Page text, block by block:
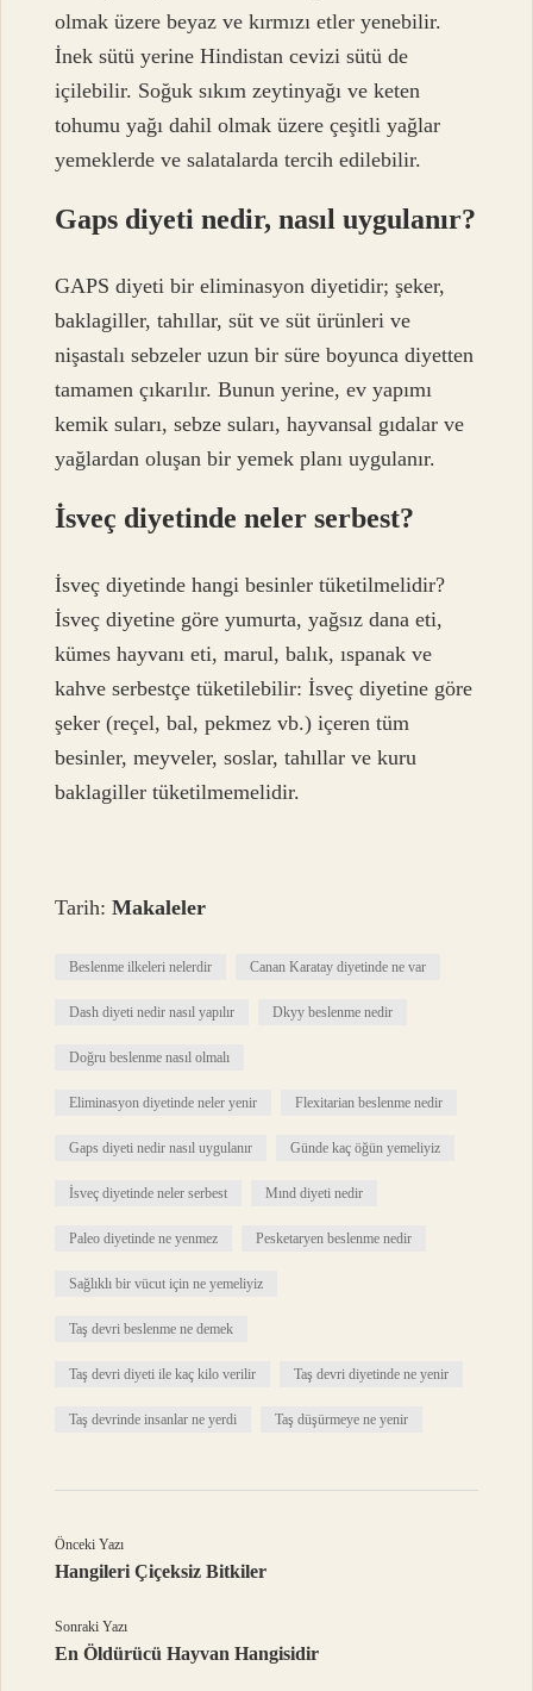
olmak üzere beyaz ve kırmızı etler yenebilir.
İnek sütü yerine Hindistan cevizi sütü de
içilebilir. Soğuk sıkım zeytinyağı ve keten
tohumu yağı dahil olmak üzere çeşitli yağlar
yemeklerde ve salatalarda tercih edilebilir.
Gaps diyeti nedir, nasıl uygulanır?
GAPS diyeti bir eliminasyon diyetidir; şeker,
baklagiller, tahıllar, süt ve süt ürünleri ve
nişastalı sebzeler uzun bir süre boyunca diyetten
tamamen çıkarılır. Bunun yerine, ev yapımı
kemik suları, sebze suları, hayvansal gıdalar ve
yağlardan oluşan bir yemek planı uygulanır.
İsveç diyetinde neler serbest?
İsveç diyetinde hangi besinler tüketilmelidir?
İsveç diyetine göre yumurta, yağsız dana eti,
kümes hayvanı eti, marul, balık, ıspanak ve
kahve serbestçe tüketilebilir: İsveç diyetine göre
şeker (reçel, bal, pekmez vb.) içeren tüm
besinler, meyveler, soslar, tahıllar ve kuru
baklagiller tüketilmemelidir.
Tarih:Makaleler
Beslenme ilkeleri nelerdir Canan Karatay diyetinde ne var
Dash diyeti nedir nasıl yapılır Dkyy beslenme nedir
Doğru beslenme nasıl olmalı
Eliminasyon diyetinde neler yenir Flexitarian beslenme nedir
Gaps diyeti nedir nasıl uygulanır Günde kaç öğün yemeliyiz
İsveç diyetinde neler serbest Mınd diyeti nedir
Paleo diyetinde ne yenmez Pesketaryen beslenme nedir
Sağlıklı bir vücut için ne yemeliyiz
Taş devri beslenme ne demek
Taş devri diyeti ile kaç kilo verilir Taş devri diyetinde ne yenir
Taş devrinde insanlar ne yerdi Taş düşürmeye ne yenir
Önceki Yazı
Hangileri Çiçeksiz Bitkiler
Sonraki Yazı
En Öldürücü Hayvan Hangisidir